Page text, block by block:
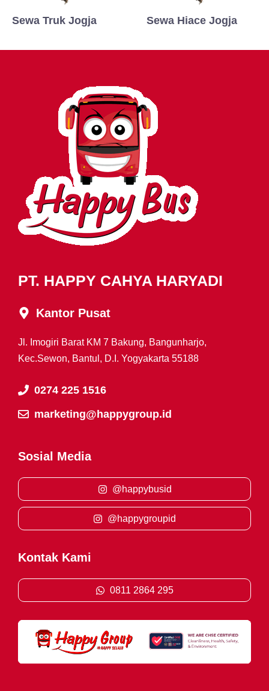
Sewa Truk Jogja Sewa Hiace Jogja
PT. HAPPY CAHYA HARYADI
Kantor Pusat
Jl. Imogiri Barat KM 7 Bakung, Bangunharjo,
Kec.Sewon, Bantul, D.I. Yogyakarta 55188
0274 225 1516
marketing@happygroup.id
Sosial Media
@happybusid
@happygroupid
Kontak Kami
0811 2864 295